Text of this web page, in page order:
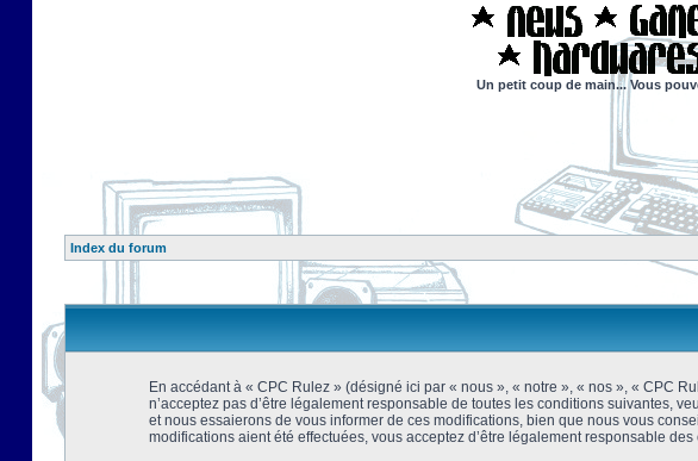
Un petit coup de main... Vous
Index du forum
En accédant à « CPC Rulez » (désigné ici par « nous », « notre », « nos », « CPC
n’acceptez pas d’être légalement responsable de toutes les conditions suivantes,
et nous essaierons de vous informer de ces modifications, bien que nous vous
modifications aient été effectuées, vous acceptez d’être légalement responsable